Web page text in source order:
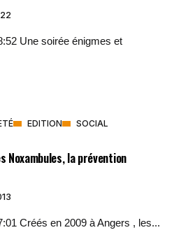
Une soirée énigmes et
EDITION
SOCIAL
Noxambules, la prévention
Créés en 2009 à Angers , les...